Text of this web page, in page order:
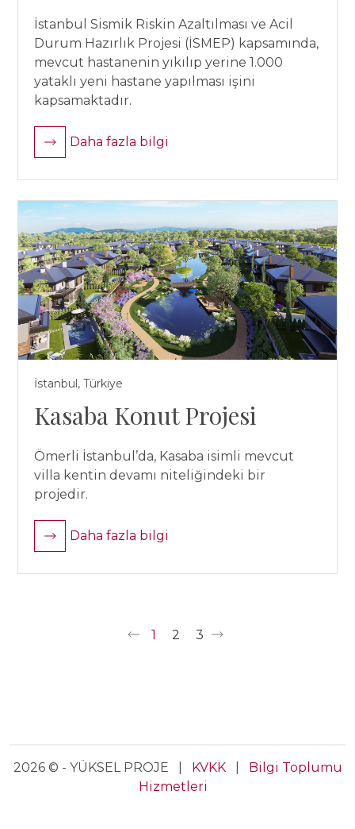
İstanbul Sismik Riskin Azaltılması ve Acil
Durum Hazırlık Projesi (İSMEP) kapsamında,
mevcut hastanenin yıkılıp yerine 1.000
yataklı yeni hastane yapılması işini
kapsamaktadır.
Daha fazla bilgi
İstanbul, Türkiye
Kasaba Konut Projesi
Ömerli İstanbul’da, Kasaba isimli mevcut
villa kentin devamı niteliğindeki bir
projedir.
Daha fazla bilgi
1 2 3
2026 © - YÜKSEL PROJE | KVKK| Bilgi Toplumu
Hizmetleri